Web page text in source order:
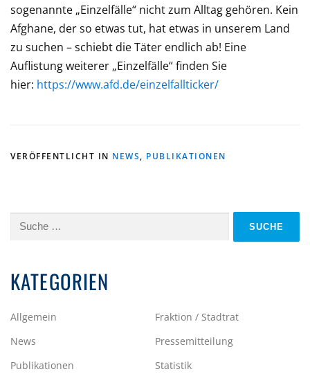
sogenannte „Einzelfälle“ nicht zum Alltag gehören. Kein
Afghane, der so etwas tut, hat etwas in unserem Land
zu suchen – schiebt die Täter endlich ab! Eine
Auflistung weiterer „Einzelfälle“ finden Sie
hier: https://www.afd.de/einzelfallticker/
VERÖFFENTLICHT IN NEWS, PUBLIKATIONEN
Suche
KATEGORIEN
Allgemein
Fraktion / Stadtrat
News
Pressemitteilung
Publikationen
Statistik